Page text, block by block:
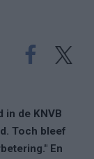
in de KNVB
Toch bleef
En